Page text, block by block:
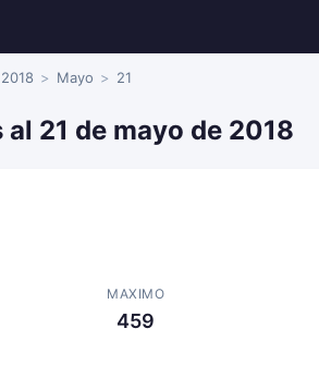
2018 Mayo 21
21 de mayo de 2018
MAXIMO
459